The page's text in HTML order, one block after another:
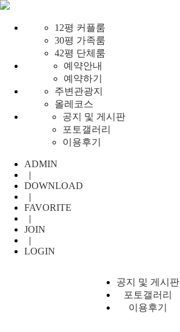
12평 커플룸
30평 가족룸
42평 단체룸
예약안내
예약하기
주변관광지
올레코스
공지 및 게시판
포토갤러리
이용후기
ADMIN
|
DOWNLOAD
|
FAVORITE
|
JOIN
|
LOGIN
공지 및 게시판
포토갤러리
이용후기